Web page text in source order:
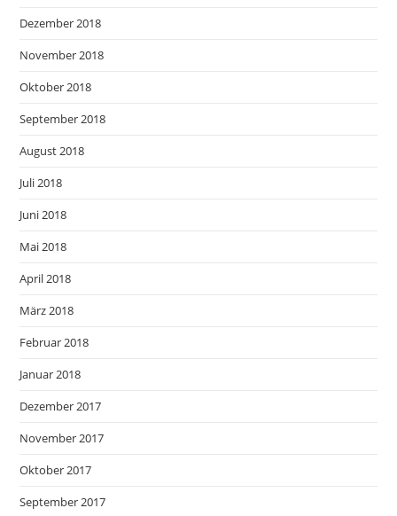
Dezember 2018
November 2018
Oktober 2018
September 2018
August 2018
Juli 2018
Juni 2018
Mai 2018
April 2018
März 2018
Februar 2018
Januar 2018
Dezember 2017
November 2017
Oktober 2017
September 2017